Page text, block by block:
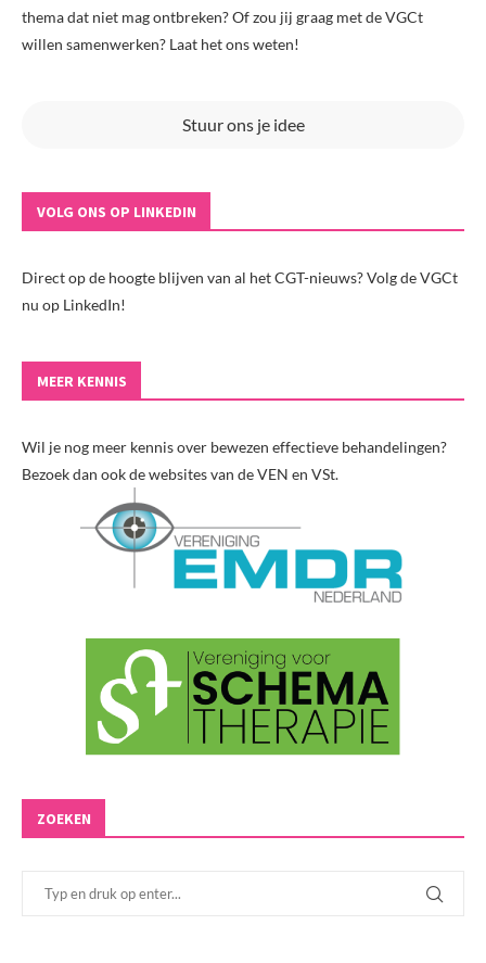
thema dat niet mag ontbreken? Of zou jij graag met de VGCt
willen samenwerken? Laat het ons weten!
Stuur ons je idee
VOLG ONS OP LINKEDIN
Direct op de hoogte blijven van al het CGT-nieuws? Volg de VGCt
nu op LinkedIn!
MEER KENNIS
Wil je nog meer kennis over bewezen effectieve behandelingen?
Bezoek dan ook de websites van de VEN en VSt.
ZOEKEN